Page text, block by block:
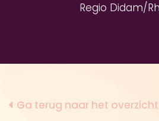
Regio Didam/
Ga terug naar het overzicht